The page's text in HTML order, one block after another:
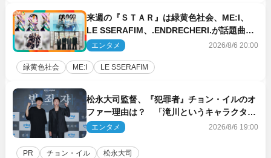
来週の『ＳＴＡＲ』は緑黄色社会、ME:I、
LE SSERAFIM、.ENDRECHERI.が話題曲を
パフォーマンス！
エンタメ 2026/8/6 20:00
緑黄色社会 ME:I LE SSERAFIM
松永大司監督、『犯罪者』チョン・イルのオ
ファー理由は？ 「滝川というキャラクター
に出会えたことは本当に運が良かった」
エンタメ 2026/8/6 19:00
PR チョン・イル 松永大司